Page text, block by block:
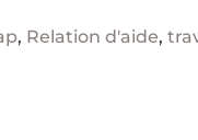
, Relation d'aide,